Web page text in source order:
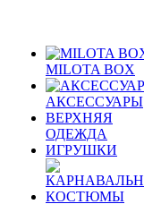
MILOTA BOX
АКСЕССУАРЫ
ВЕРХНЯЯ
ОДЕЖДА
ИГРУШКИ